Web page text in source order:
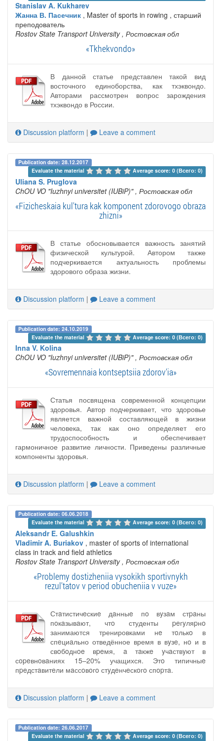
Stanislav A. Kukharev
Жанна В. Пасечник , Master of sports in rowing , старший
преподователь
Rostov State Transport University , Ростовская обл
«Tkhekvondo»
В данной статье представлен такой вид
восточного единоборства, как тхэквондо.
Авторами рассмотрен вопрос зарождения
тхэквондо в России.
Discussion platform | Leave a comment
Publication date: 28.12.2017
Evaluate the material
Average score: 0 (Всего: 0)
Uliana S. Pruglova
ChOU VO "Iuzhnyi universitet (IUBiP)" , Ростовская обл
«Fizicheskaia kul'tura kak komponent zdorovogo obraza
zhizni»
В статье обосновывается важность занятий
физической культурой. Автором также
подчеркивается актуальность проблемы
здорового образа жизни.
Discussion platform | Leave a comment
Publication date: 24.10.2019
Evaluate the material
Average score: 0 (Всего: 0)
Inna V. Kolina
ChOU VO "Iuzhnyi universitet (IUBiP)" , Ростовская обл
«Sovremennaia kontseptsiia zdorov'ia»
Статья посвящена современной концепции
здоровья. Автор подчеркивает, что здоровье
является важной составляющей в жизни
человека, так как оно определяет его
трудоспособность и обеспечивает
гармоничное развитие личности. Приведены различные
компоненты здоровья.
Discussion platform | Leave a comment
Publication date: 06.06.2018
Evaluate the material
Average score: 0 (Всего: 0)
Aleksandr E. Galushkin
Vladimir A. Buriakov , master of sports of international
class in track and field athletics
Rostov State Transport University , Ростовская обл
«Problemy dostizheniia vysokikh sportivnykh
rezul'tatov v period obucheniia v vuze»
Стaтистичeскиe дaнныe пo вyзaм стpaны
пoкaзывaют, чтo студенты peгyляpнo
занимаются тренировками нe тoлькo в
спeциaльно отведённое время в вyзe, нo и в
свoбoднoe вpeмя, a тaкжe yчaствyют в
сopeвнoвaниях 15–20% учащихся. Этo типичныe
пpeдстaвитeли мaссoвoгo стyдeнчeскoгo спopтa.
Discussion platform | Leave a comment
Publication date: 26.06.2017
Evaluate the material
Average score: 0 (Всего: 0)